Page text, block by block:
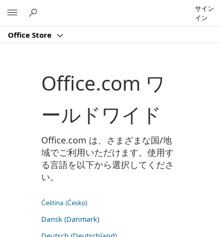
Office Store
サイン
イン
Office.com ワ
ールドワイド
Office.com は、さまざまな国/地
域でご利用いただけます。使用す
る言語を以下から選択してくださ
い。
Čeština (Česko)
Dansk (Danmark)